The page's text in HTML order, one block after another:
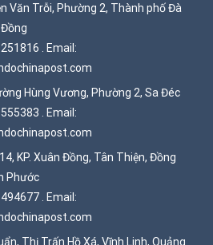
Văn Trỗi, Phường 2, Thành phố Đà
. Email:
Hùng Vương, Phường 2, Sa Đéc
. Email:
KP. Xuân Đồng, Tân Thiện, Đồng
Phước
. Email:
Thị Trấn Hồ Xá, Vĩnh Linh, Quảng